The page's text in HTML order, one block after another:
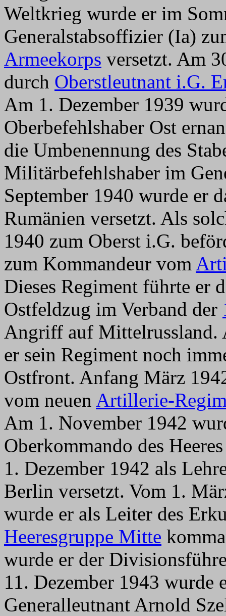
Weltkrieg wurde er im
Generalstabsoffizier (Ia)
Armeekorps versetzt. Am
durch Oberstleutnant i.G.
Am 1. Dezember 1939
Oberbefehlshaber Ost
die Umbenennung des
Militärbefehlshaber im
September 1940 wurde er
Rumänien versetzt. Als
1940 zum Oberst i.G.
zum Kommandeur vom
Dieses Regiment führte er
Ostfeldzug im Verband der
Angriff auf Mittelrussland.
er sein Regiment noch
Ostfront. Anfang März
vom neuen Artillerie-
Am 1. November 1942
Oberkommando des
1. Dezember 1942 als
Berlin versetzt. Vom 1.
wurde er als Leiter des
Heeresgruppe Mitte
wurde er der
11. Dezember 1943 wurde
Generalleutnant Arnold